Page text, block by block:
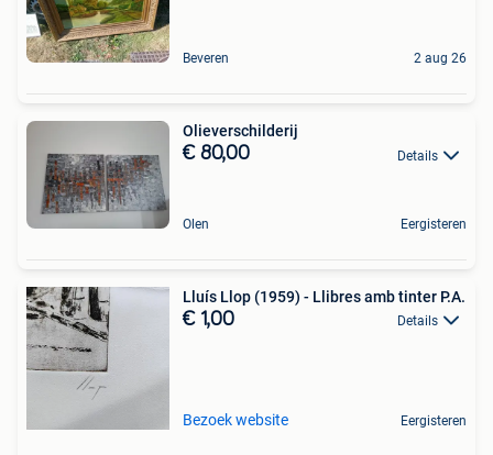
Beveren 2 aug 26
Olieverschilderij
€ 80,00 Details
Olen Eergisteren
Lluís Llop (1959) - Llibres amb tinter P.A.
€ 1,00 Details
Bezoek website Eergisteren